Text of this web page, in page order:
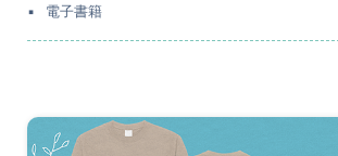
電子書籍